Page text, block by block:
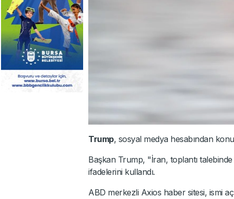
Trump, sosyal medya hesabından
Başkan Trump, "İran, toplantı
ifadelerini kullandı.
ABD merkezli Axios haber sitesi, ismi